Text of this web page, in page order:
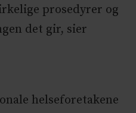
prosedyrer og
det gir, sier
helseforetakene